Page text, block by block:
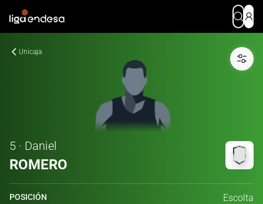
Unicaja
5 · Daniel
ROMERO
POSICIÓN Escolta